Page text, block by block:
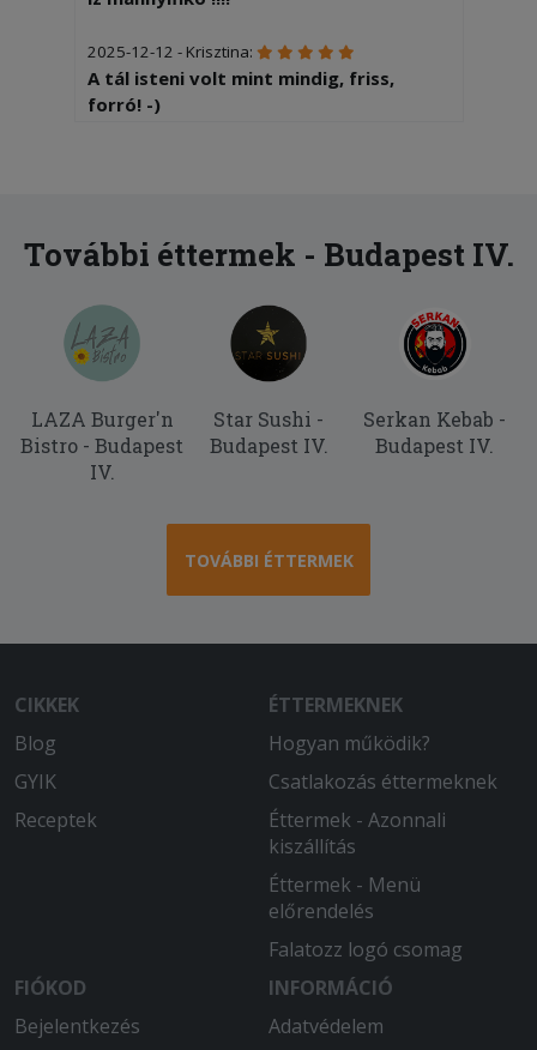
2025-12-12 - Krisztina:
A tál isteni volt mint mindig, friss,
forró! -)
2025-08-17 - Anita:
Kicsit soká hozták ki, de nagyon finom
2025-06-06 - Krisztina:
Kifogástalan minőségű ételek, nagy
elégedettek voltunk!
2025-06-03 - Fortuna:
étel, megfizethetően! Ennél több nem is
További éttermek - Budapest IV.
LAZA Burger'n
Bistro - Budapest
IV.
Star Sushi -
Budapest IV.
Serkan Kebab -
Budapest IV.
TOVÁBBI ÉTTERMEK
CIKKEK
Blog
GYIK
Receptek
ÉTTERMEKNEK
Hogyan működik?
Csatlakozás éttermeknek
Éttermek - Azonnali
kiszállítás
Éttermek - Menü
előrendelés
Falatozz logó csomag
FIÓKOD
Bejelentkezés
INFORMÁCIÓ
Adatvédelem